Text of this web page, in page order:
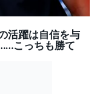
活躍は自信を与
こっちも勝て